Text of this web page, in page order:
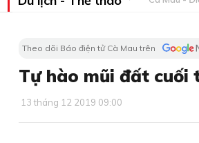
Theo dõi Báo điện tử Cà Mau trên
Tự hào mũi đất cuối
13 tháng 12 2019 09:00